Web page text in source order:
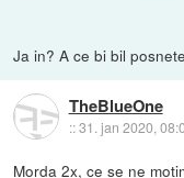
Ja in? A ce bi bil
TheBlueOne
::31. jan 2020,
Morda 2x, ce se ne